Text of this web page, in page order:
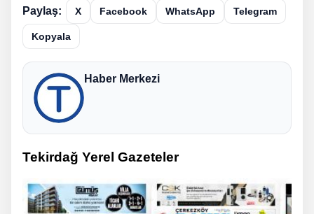
Paylaş: X Facebook WhatsApp Telegram
Kopyala
Haber Merkezi
Tekirdağ Yerel Gazeteler